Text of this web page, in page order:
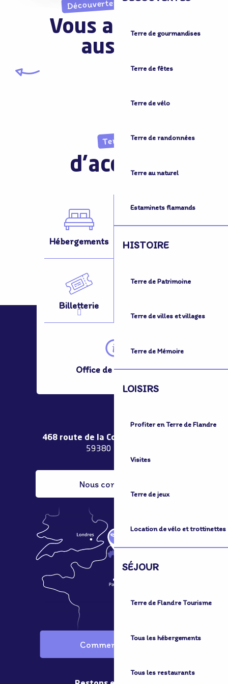
Terre de gourmandises
Terre de fêtes
Terre de vélo
Terre de randonnées
Terre au naturel
Estaminets flamands
HISTOIRE
Terre de Patrimoine
Terre de villes et villages
Terre de Mémoire
LOISIRS
Profiter en Terre de Flandre
Visites
Terre de jeux
Location de vélo et trottinettes
SÉJOUR
Terre de Flandre Tourisme
Tous les hébergements
Tous les restaurants
Vous aimerez
aussi...
Terre de Mémoire
Terre de nature
Terre de villes et villages
Terre de Flandre Tourisme 2.0
Terre de Patrimoine
Terre
d'accueil
Hébergements Activités
Billetterie
Office de Tourisme
468 route de la Couronne de Bierne
59380 Bergues
Nous contacter
Comment venir ?